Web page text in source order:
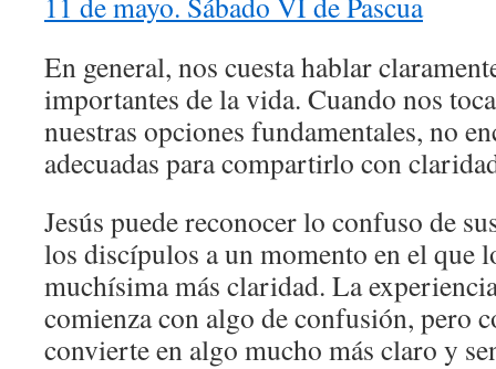
En general, nos cuesta hablar
importantes de la vida. Cuando nos
nuestras opciones fundamentales, no
adecuadas para compartirlo con
Jesús puede reconocer lo confuso de
los discípulos a un momento en el que
muchísima más claridad. La
comienza con algo de confusión, pero
convierte en algo mucho más claro y